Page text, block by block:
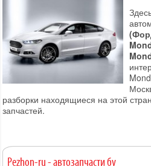
разборки находящиеся на этой
запчастей.
Pezhon-ru - автозапчасти бу